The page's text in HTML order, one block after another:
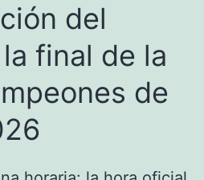
del
final de la
de